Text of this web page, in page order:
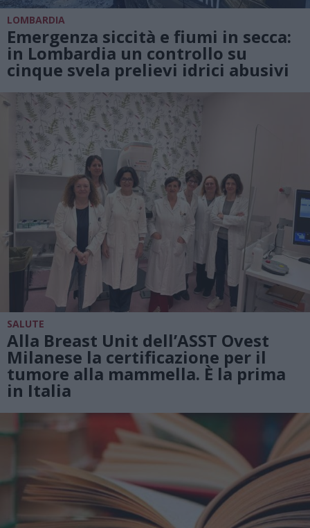
LOMBARDIA
Emergenza siccità e fiumi in secca:
in Lombardia un controllo su
cinque svela prelievi idrici abusivi
SALUTE
Alla Breast Unit dell’ASST Ovest
Milanese la certificazione per il
tumore alla mammella. È la prima
in Italia